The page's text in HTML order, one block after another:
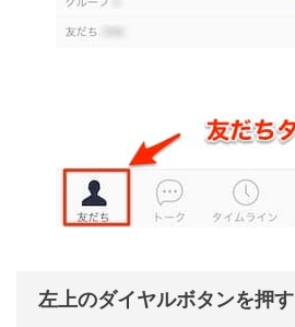
左上のダイヤルボタンを押す